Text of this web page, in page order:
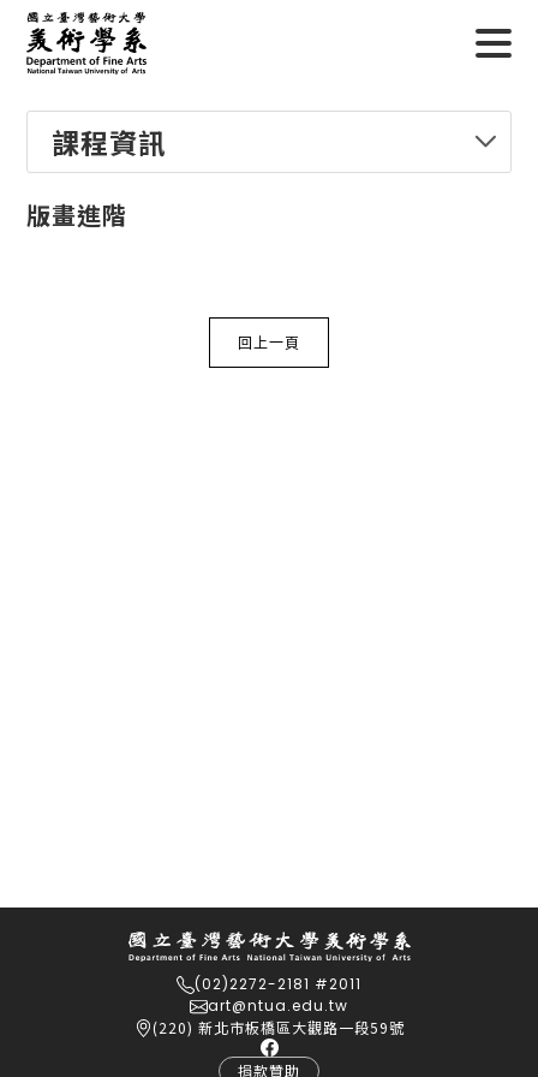
課程資訊
版畫進階
回上一頁
(02)2272-2181 #2011
art@ntua.edu.tw
(220) 新北市板橋區大觀路一段59號
捐款贊助